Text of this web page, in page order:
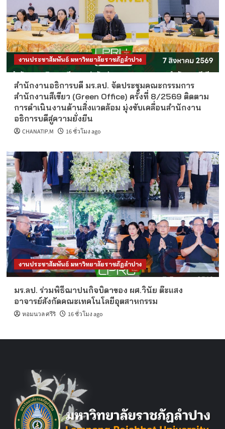
งานประชาสัมพันธ์ มหาวิทยาลัยราชภัฏลำปาง
สำนักงานอธิการบดี มร.ลป. จัดประชุมคณะกรรมการ
สำนักงานสีเขียว (Green Office) ครั้งที่ 8/2569 ติดตาม
การดำเนินงานด้านสิ่งแวดล้อม มุ่งขับเคลื่อนสำนักงาน
อธิการบดีสู่ความยั่งยืน
CHANATIP.M 16 ชั่วโมง ago
งานประชาสัมพันธ์ มหาวิทยาลัยราชภัฏลำปาง
มร.ลป. ร่วมพิธีฌาปนกิจบิดาของ ผศ.วินัย ต๊ะแสง
อาจารย์สังกัดคณะเทคโนโลยีอุตสาหกรรม
หอมนวล ศรีริ 16 ชั่วโมง ago